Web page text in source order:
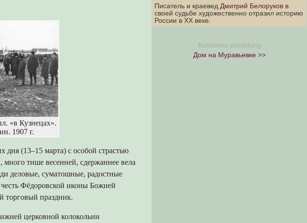
«в Кузнецах».
1907 г.
дня (13–15 марта) с особой страстью
много тише весенней, сдержаннее вела
деловые, суматошные, радостные
Фёдоровской иконы Божией
торговый праздник.
церковной колокольни
Писатель и краевед Дмитрий Белоруков в
своей судьбе художественно отразил историю
России в XX веке.
Kostroma publishing
Дом на Муравьевке>>